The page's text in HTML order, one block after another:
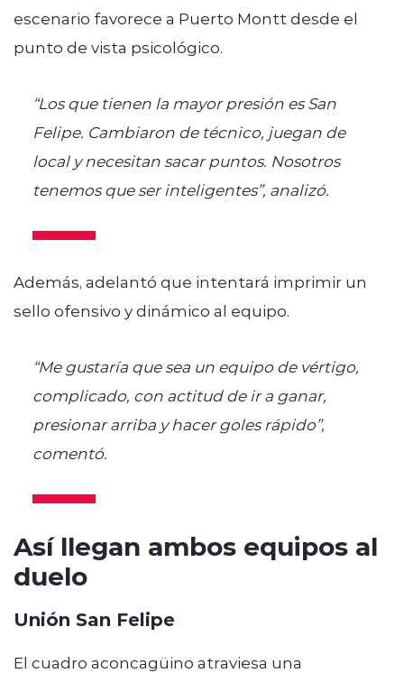
escenario favorece a Puerto Montt desde el
punto de vista psicológico.
“Los que tienen la mayor presión es San
Felipe. Cambiaron de técnico, juegan de
local y necesitan sacar puntos. Nosotros
tenemos que ser inteligentes”, analizó.
Además, adelantó que intentará imprimir un
sello ofensivo y dinámico al equipo.
“Me gustaría que sea un equipo de vértigo,
complicado, con actitud de ir a ganar,
presionar arriba y hacer goles rápido”,
comentó.
Así llegan ambos equipos al
duelo
Unión San Felipe
El cuadro aconcagüino atraviesa una